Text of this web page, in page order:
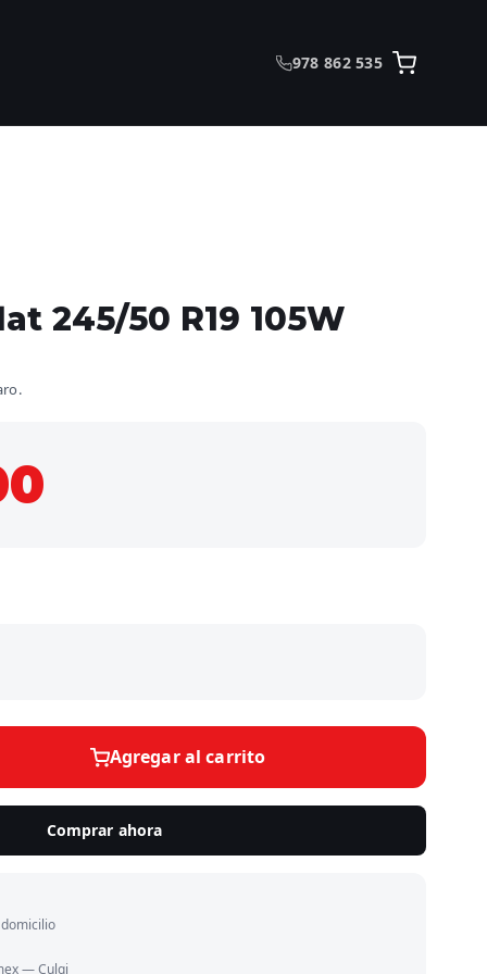
978 862 535
245/50 R19 105W
Agregar al carrito
Comprar ahora
— Culqi